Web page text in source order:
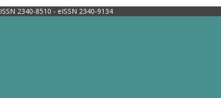
ISSN 2340-8510 - eISSN 2340-9134